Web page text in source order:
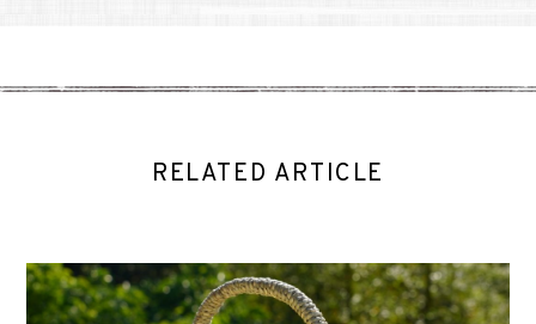
RELATED ARTICLE